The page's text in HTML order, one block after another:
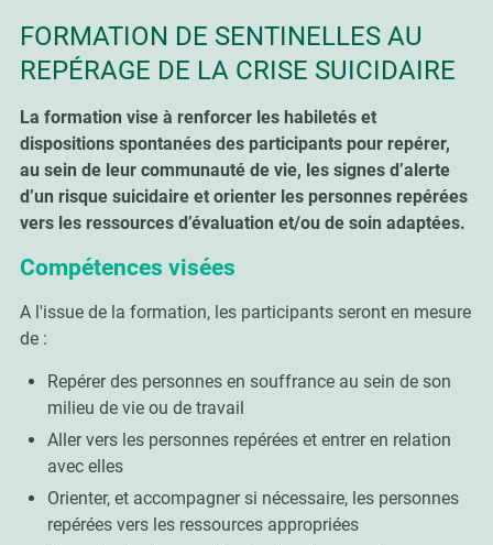
FORMATION DE SENTINELLES AU
REPÉRAGE DE LA CRISE SUICIDAIRE
La formation vise à renforcer les habiletés et
dispositions spontanées des participants pour repérer,
au sein de leur communauté de vie, les signes d’alerte
d’un risque suicidaire et orienter les personnes repérées
vers les ressources d’évaluation et/ou de soin adaptées.
Compétences visées
A l'issue de la formation, les participants seront en mesure
de :
Repérer des personnes en souffrance au sein de son
milieu de vie ou de travail
Aller vers les personnes repérées et entrer en relation
avec elles
Orienter, et accompagner si nécessaire, les personnes
repérées vers les ressources appropriées